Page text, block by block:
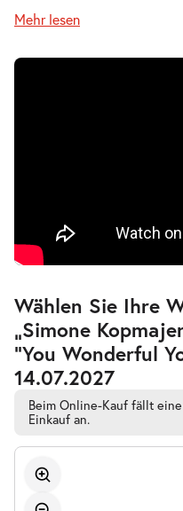
Mehr lesen
Wählen Sie Ihre
„Simone
"You Wonderful
14.07.2027
Beim Online-Kauf fällt
Einkauf an.
Zur
barrierefreien
automatischen
Bestplatzwahl